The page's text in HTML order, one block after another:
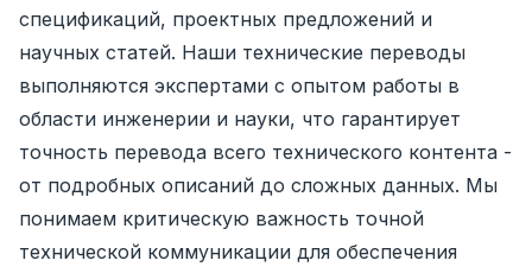
спецификаций, проектных предложений и
научных статей. Наши технические переводы
выполняются экспертами с опытом работы в
области инженерии и науки, что гарантирует
точность перевода всего технического контента -
от подробных описаний до сложных данных. Мы
понимаем критическую важность точной
технической коммуникации для обеспечения